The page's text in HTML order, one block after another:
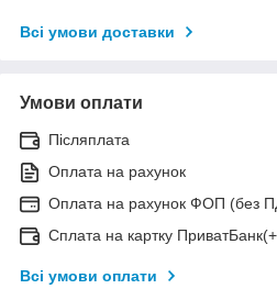
Всі умови доставки
Умови оплати
Післяплата
Оплата на рахунок
Оплата на рахунок ФОП (без
Сплата на картку
Всі умови оплати